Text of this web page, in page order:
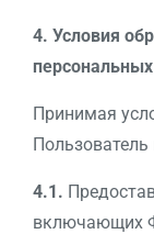
4. Условия
Принимая
4.1.
включающих